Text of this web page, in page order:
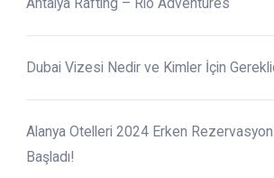
Dubai Vizesi Nedir ve Kimler İçin
Alanya Otelleri 2024 Erken Rezervasyon
Başladı!